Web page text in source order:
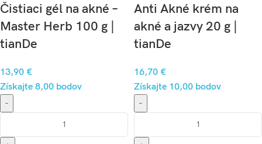
Čistiaci gél na akné –
Master Herb 100 g |
tianDe
13,90 €
Získajte 8,00 bodov
-
Anti Akné krém na
akné a jazvy 20 g |
tianDe
16,70 €
Získajte 10,00 bodov
-